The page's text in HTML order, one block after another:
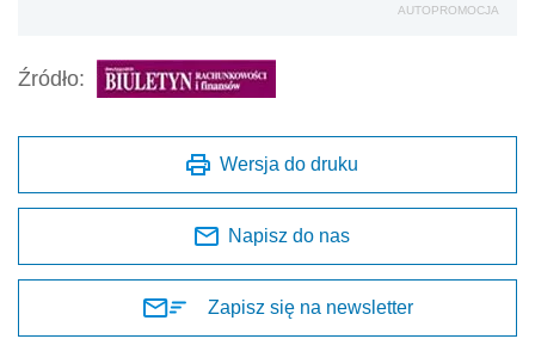
AUTOPROMOCJA
Źródło:
Wersja do druku
Napisz do nas
Zapisz się na newsletter